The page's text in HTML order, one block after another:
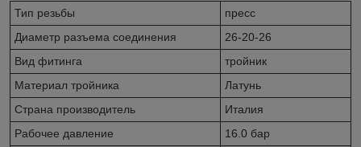
Тип резьбы
пресс
Диаметр разъема соединения
26-20-26
Вид фитинга
тройник
Материал тройника
Латунь
Страна производитель
Италия
Рабочее давление
16.0 бар